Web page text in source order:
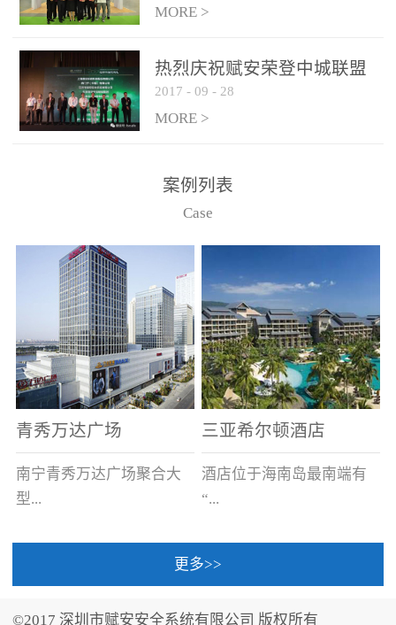
成示意图： 图像型火灾
和监控端两大部分组成。
两者之间通过以太网相
联，一台监控主机最多可
从监控主机上获取，最多
只能接6台，超过的需从现
MORE >
热烈庆祝赋安荣登中城联盟
联合采购战略合作平台
2017 - 09 - 28
MORE >
案例列表
Case
青秀万达广场
南宁青秀万达广场聚合大
型...
三亚希尔顿酒店
酒店位于海南岛最南端有
“...
中国的海岛天堂”之美称的
更多>>
©2017 深圳市赋安安全系统有限公司 版权所有